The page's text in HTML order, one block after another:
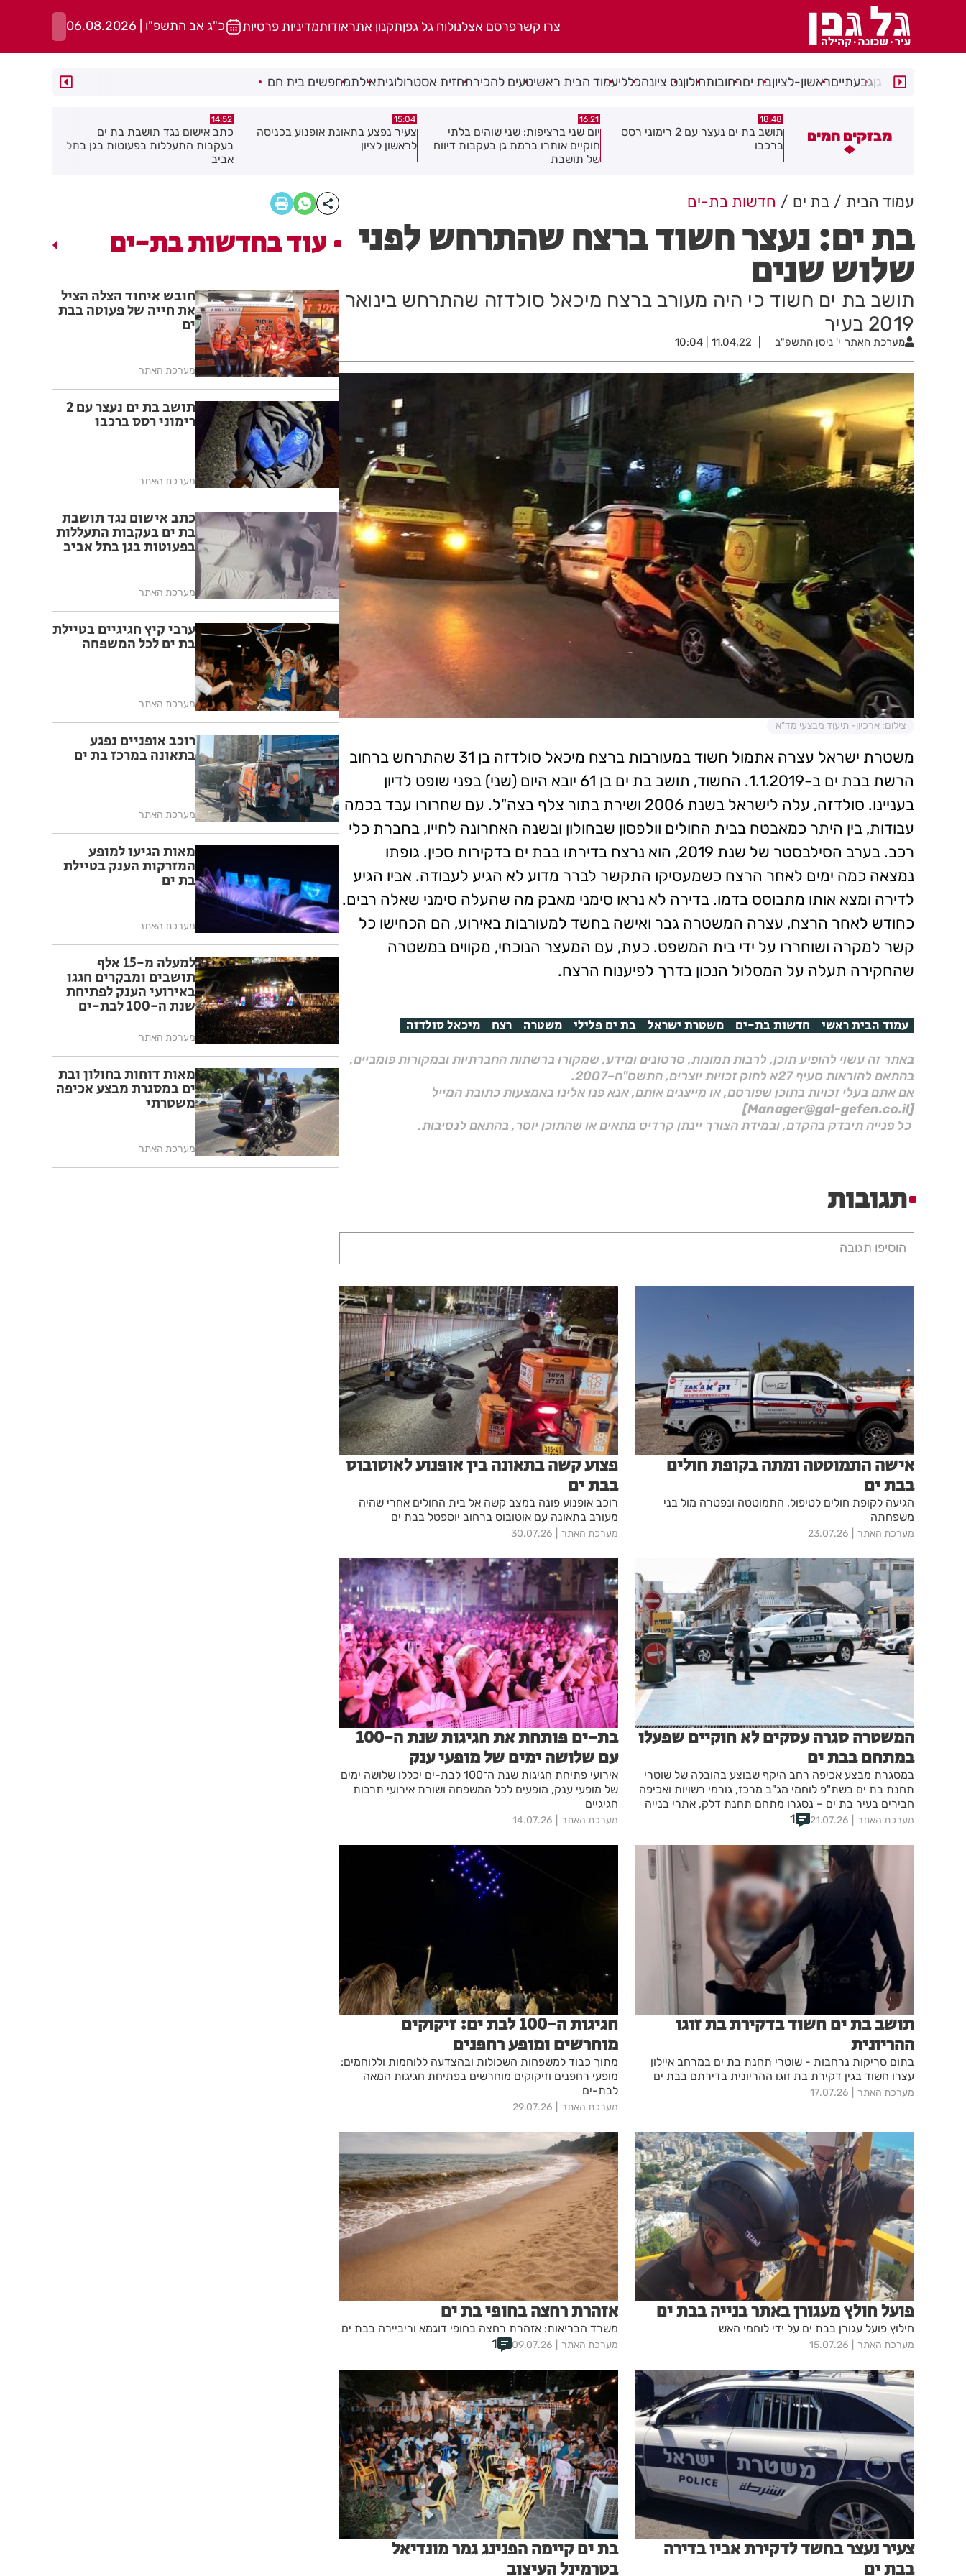
צרו קשרפרסם אצלנולוח גל גפןתקנון אתראודותמדיניות פרטיות כ"ג אב התשפ"ו | 06.08.2026
רמת גןגבעתייםראשון-לציוןבת יםרחובותחולוןנס ציונהכלליעמוד הבית ראשיטעים להכירתחזית אסטרולוגיתאילתמחפשים בית חם
מבזקים חמים
הוחרמה משאית שהשליכה פסולת
בניין בשטח העיר חולון
18:48
תושב בת ים נעצר עם 2 רימוני רסס
ברכבו
16:21
יום שני ברציפות: שני שוהים בלתי
חוקיים אותרו ברמת גן בעקבות דיווח
של תושבת
15:04
צעיר נפצע בתאונת אופנוע בכניסה
לראשון לציון
14:52
כתב אישום נגד תושבת בת ים
בעקבות התעללות בפעוטות בגן בתל
אביב
עמוד הבית בת ים חדשות בת-ים
בת ים: נעצר חשוד ברצח שהתרחש לפני
שלוש שנים
תושב בת ים חשוד כי היה מעורב ברצח מיכאל סולדזה שהתרחש בינואר
2019 בעיר
מערכת האתר י' ניסן התשפ"ב 11.04.22 | 10:04
צילום: ארכיון- תיעוד מבצעי מד"א
משטרת ישראל עצרה אתמול חשוד במעורבות ברצח מיכאל סולדזה בן 31 שהתרחש ברחוב
הרשת בבת ים ב-1.1.2019. החשוד, תושב בת ים בן 61 יובא היום (שני) בפני שופט לדיון
בעניינו. סולדזה, עלה לישראל בשנת 2006 ושירת בתור צלף בצה"ל. עם שחרורו עבד בכמה
עבודות, בין היתר כמאבטח בבית החולים וולפסון שבחולון ובשנה האחרונה לחייו, בחברת כלי
רכב. בערב הסילבסטר של שנת 2019, הוא נרצח בדירתו בבת ים בדקירות סכין. גופתו
נמצאה כמה ימים לאחר הרצח כשמעסיקו התקשר לברר מדוע לא הגיע לעבודה. אביו הגיע
לדירה ומצא אותו מתבוסס בדמו. בדירה לא נראו סימני מאבק מה שהעלה סימני שאלה רבים.
כחודש לאחר הרצח, עצרה המשטרה גבר ואישה בחשד למעורבות באירוע, הם הכחישו כל
קשר למקרה ושוחררו על ידי בית המשפט. כעת, עם המעצר הנוכחי, מקווים במשטרה
שהחקירה תעלה על המסלול הנכון בדרך לפיענוח הרצח.
עמוד הבית ראשי חדשות בת-ים משטרת ישראל בת ים פלילי משטרה רצח מיכאל סולדזה
באתר זה עשוי להופיע תוכן, לרבות תמונות, סרטונים ומידע, שמקורו ברשתות החברתיות ובמקורות פומביים,
בהתאם להוראות סעיף 27א לחוק זכויות יוצרים, התשס"ח–2007.
אם אתם בעלי זכויות בתוכן שפורסם, או מייצגים אותם, אנא פנו אלינו באמצעות כתובת המייל
[Manager@gal-gefen.co.il]
כל פנייה תיבדק בהקדם, ובמידת הצורך יינתן קרדיט מתאים או שהתוכן יוסר, בהתאם לנסיבות.
תגובות
הוסיפו תגובה
אישה התמוטטה ומתה בקופת חולים
בבת ים
הגיעה לקופת חולים לטיפול, התמוטטה ונפטרה מול בני
משפחתה
מערכת האתר 23.07.26
פצוע קשה בתאונה בין אופנוע לאוטובוס
בבת ים
רוכב אופנוע פונה במצב קשה אל בית החולים אחרי שהיה
מעורב בתאונה עם אוטובוס ברחוב יוספטל בבת ים
מערכת האתר 30.07.26
המשטרה סגרה עסקים לא חוקיים שפעלו
במתחם בבת ים
במסגרת מבצע אכיפה רחב היקף שבוצע בהובלה של שוטרי
תחנת בת ים בשת"פ לוחמי מג"ב מרכז, גורמי רשויות ואכיפה
חבירים בעיר בת ים – נסגרו מתחם תחנת דלק, אתרי בנייה
ותחנת מעבר לא חוקית
מערכת האתר 21.07.26
1
בת-ים פותחת את חגיגות שנת ה-100
עם שלושה ימים של מופעי ענק
אירועי פתיחת חגיגות שנת ה־100 לבת-ים יכללו שלושה ימים
של מופעי ענק, מופעים לכל המשפחה ושורת אירועי תרבות
חגיגיים
מערכת האתר 14.07.26
תושב בת ים חשוד בדקירת בת זוגו
ההריונית
בתום סריקות נרחבות - שוטרי תחנת בת ים במרחב איילון
עצרו חשוד בגין דקירת בת זוגו ההריונית בדירתם בבת ים
מערכת האתר 17.07.26
חגיגות ה-100 לבת ים: זיקוקים
מוחרשים ומופע רחפנים
מתוך כבוד למשפחות השכולות ובהצדעה ללוחמות וללוחמים:
מופעי רחפנים וזיקוקים מוחרשים בפתיחת חגיגות המאה
לבת-ים
מערכת האתר 29.07.26
פועל חולץ מעגורן באתר בנייה בבת ים
חילוץ פועל עגורן בבת ים על ידי לוחמי האש
מערכת האתר 15.07.26
אזהרת רחצה בחופי בת ים
משרד הבריאות: אזהרת רחצה בחופי דוגמא וריביירה בבת ים
מערכת האתר 09.07.26
1
צעיר נעצר בחשד לדקירת אביו בדירה
בבת ים
בת ים קיימה הפנינג גמר מונדיאל
בטרמינל העיצוב
עוד בחדשות בת-ים
חובש איחוד הצלה הציל
את חייה של פעוטה בבת
ים
מערכת האתר
תושב בת ים נעצר עם 2
רימוני רסס ברכבו
מערכת האתר
כתב אישום נגד תושבת
בת ים בעקבות התעללות
בפעוטות בגן בתל אביב
מערכת האתר
ערבי קיץ חגיגיים בטיילת
בת ים לכל המשפחה
מערכת האתר
רוכב אופניים נפגע
בתאונה במרכז בת ים
מערכת האתר
מאות הגיעו למופע
המזרקות הענק בטיילת
בת ים
מערכת האתר
למעלה מ-15 אלף
תושבים ומבקרים חגגו
באירועי הענק לפתיחת
שנת ה-100 לבת-ים
מערכת האתר
מאות דוחות בחולון ובת
ים במסגרת מבצע אכיפה
משטרתי
מערכת האתר